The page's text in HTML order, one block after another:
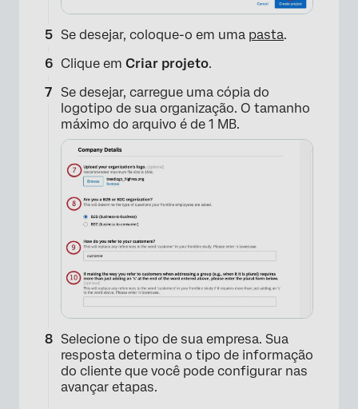
×
Se desejar, coloque-o em uma pasta.
Clique em Criar projeto.
Se desejar, carregue uma cópia do
logotipo de sua organização. O tamanho
máximo do arquivo é de 1 MB.
Selecione o tipo de sua empresa. Sua
resposta determina o tipo de informação
do cliente que você pode configurar nas
avançar etapas.